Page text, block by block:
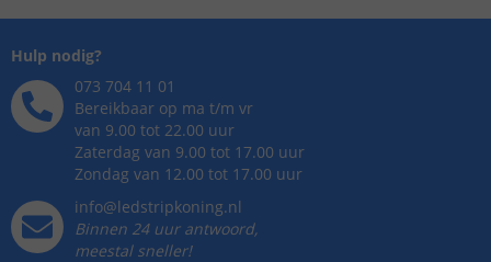
Hulp nodig?
073 704 11 01
Bereikbaar op ma t/m vr
van 9.00 tot 22.00 uur
Zaterdag van 9.00 tot 17.00 uur
Zondag van 12.00 tot 17.00 uur
info@ledstripkoning.nl
Binnen 24 uur antwoord,
meestal sneller!